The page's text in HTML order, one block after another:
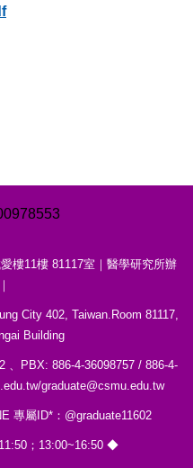
0978553
樓11樓 81117室｜醫學研究所辦
City 402, Taiwan.Room 81117,
Building
、PBX: 886-4-36098757 / 886-4-
graduate@csmu.edu.tw
專屬ID*：@graduate11602
；13:00~16:50 ◆